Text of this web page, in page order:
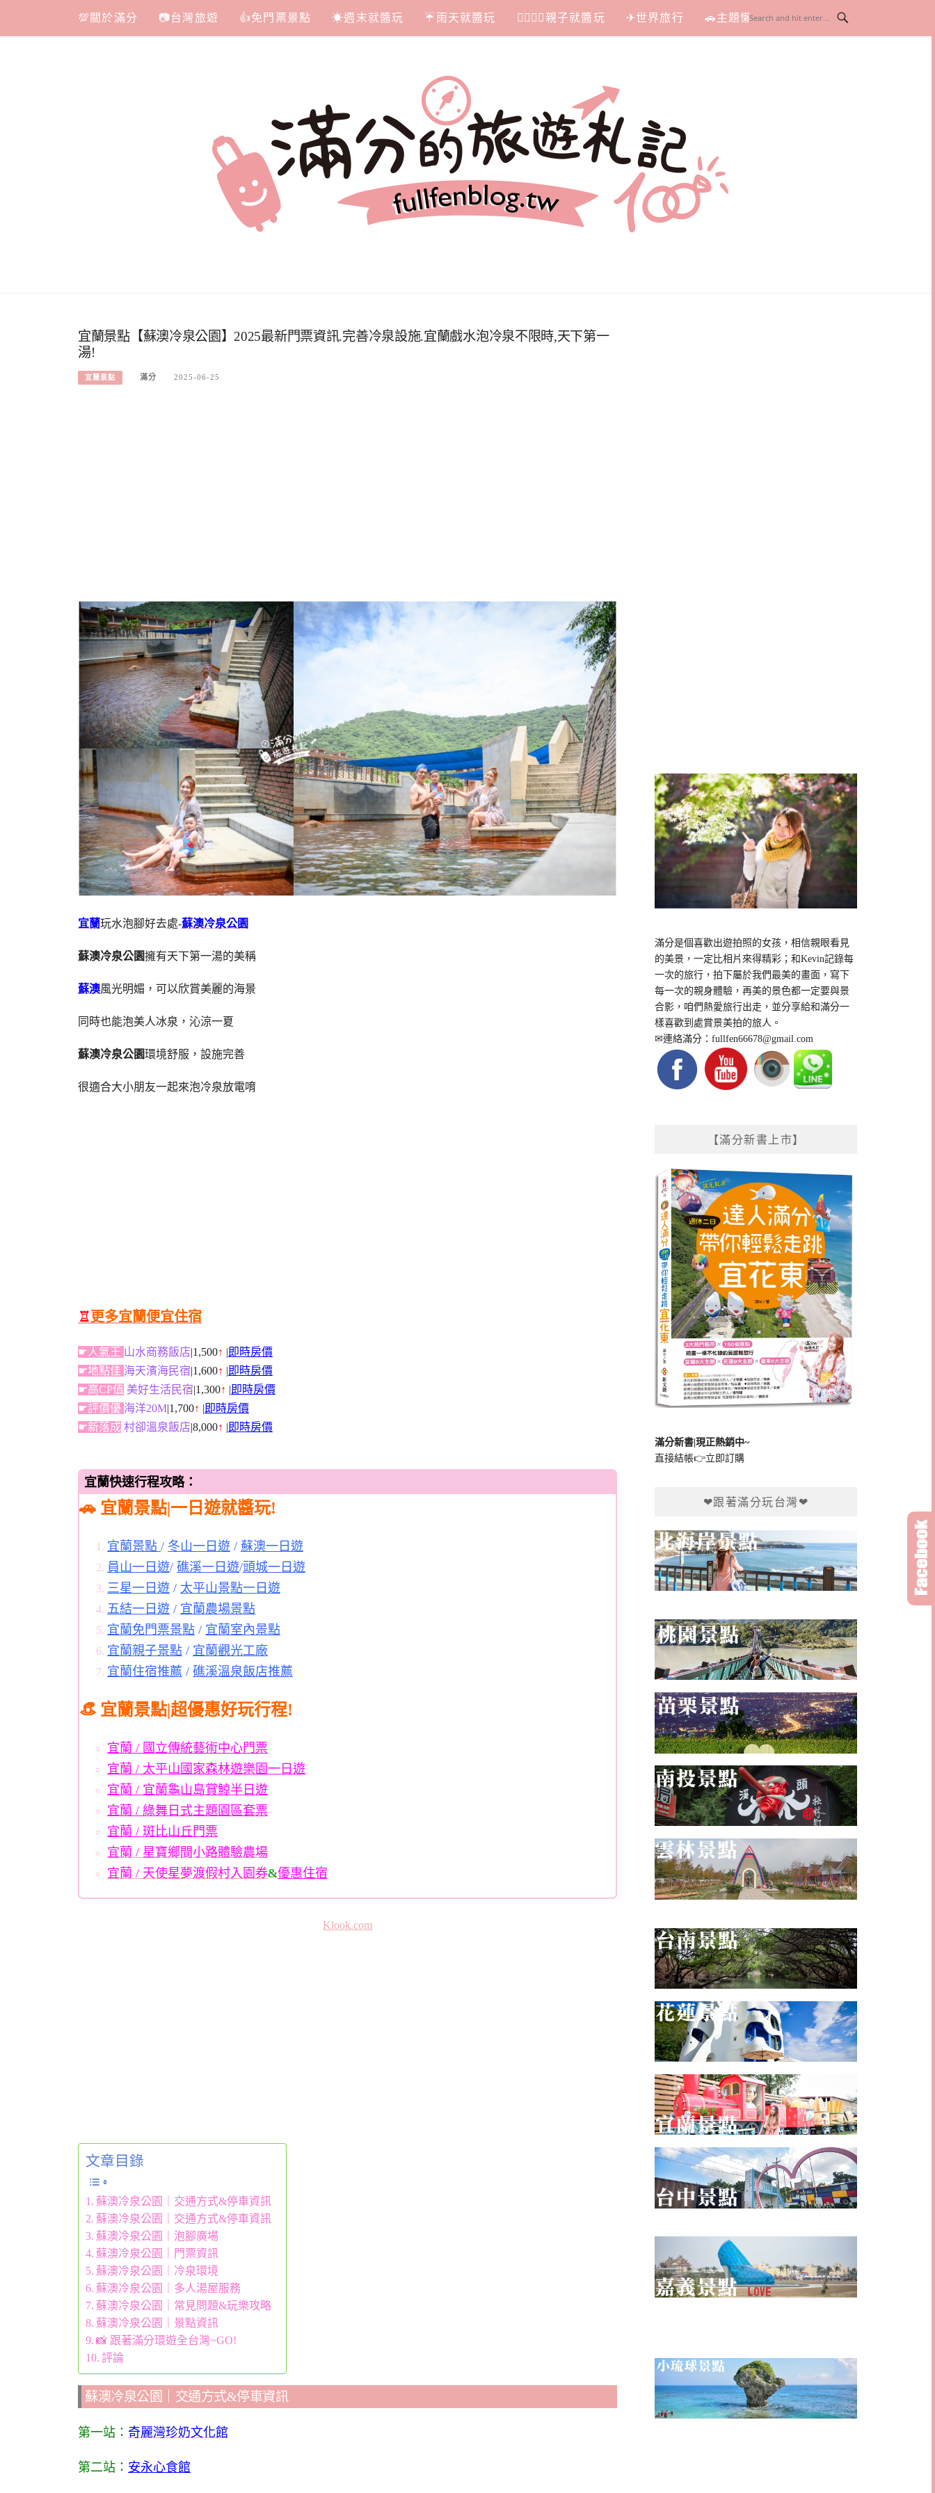
content
💯關於滿分 📷台灣旅遊 👍免門票景點 ☀週末就醬玩 ☔雨天就醬玩 👩‍❤‍💋‍👨親子就醬玩 ✈世界旅行 🚗主題懶人包
宜蘭景點【蘇澳冷泉公園】2025最新門票資訊.完善冷泉設施.宜蘭戲水泡冷泉不限時,天下第一
湯!
宜蘭景點 滿分 2025-06-25
宜蘭玩水泡腳好去處-蘇澳冷泉公園
蘇澳冷泉公園擁有天下第一湯的美稱
蘇澳風光明媚，可以欣賞美麗的海景
同時也能泡美人冰泉，沁涼一夏
蘇澳冷泉公園環境舒服，設施完善
很適合大小朋友一起來泡冷泉放電唷
♖更多宜蘭便宜住宿
☛人氣王 山水商務飯店 |1,500↑ 即時房價
☛地點佳 海天濱海民宿 |1,600↑ 即時房價
☛高CP值 美好生活民宿 |1,300↑ 即時房價
☛評價優 海洋20M |1,700↑ 即時房價
☛新落成 村卻溫泉飯店 |8,000↑ 即時房價
宜蘭快速行程攻略：
🚗 宜蘭景點|一日遊就醬玩!
宜蘭景點 / 冬山一日遊 / 蘇澳一日遊
員山一日遊/ 礁溪一日遊/頭城一日遊
三星一日遊 / 太平山景點一日遊
五結一日遊 / 宜蘭農場景點
宜蘭免門票景點 / 宜蘭室內景點
宜蘭親子景點 / 宜蘭觀光工廠
宜蘭住宿推薦 / 礁溪溫泉飯店推薦
👒 宜蘭景點|超優惠好玩行程!
宜蘭 / 國立傳統藝術中心門票
宜蘭 / 太平山國家森林遊樂園一日遊
宜蘭 / 宜蘭龜山島賞鯨半日遊
宜蘭 / 綠舞日式主題園區套票
宜蘭 / 斑比山丘門票
宜蘭 / 星寶鄉間小路體驗農場
宜蘭 / 天使星夢渡假村入園券&優惠住宿
Klook.com
文章目錄
蘇澳冷泉公園｜交通方式&停車資訊
蘇澳冷泉公園｜交通方式&停車資訊
蘇澳冷泉公園｜泡腳廣場
蘇澳冷泉公園｜門票資訊
蘇澳冷泉公園｜冷泉環境
蘇澳冷泉公園｜多人湯屋服務
蘇澳冷泉公園｜常見問題&玩樂攻略
蘇澳冷泉公園｜景點資訊
📸 跟著滿分環遊全台灣~GO!
評論
蘇澳冷泉公園｜交通方式&停車資訊
第一站： 奇麗灣珍奶文化館
第二站： 安永心食館
滿分是個喜歡出遊拍照的女孩，相信親眼看見
的美景，一定比相片來得精彩；和Kevin記錄每
一次的旅行，拍下屬於我們最美的畫面，寫下
每一次的親身體驗，再美的景色都一定要與景
合影，咱們熱愛旅行出走，並分享給和滿分一
樣喜歡到處賞景美拍的旅人。
✉連絡滿分：fullfen66678@gmail.com
【滿分新書上市】
滿分新書|現正熱銷中~
直接結帳👉立即訂購
❤跟著滿分玩台灣❤